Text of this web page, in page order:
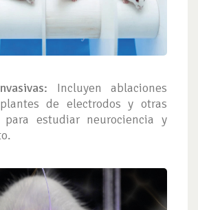
Incluyen ablaciones
de electrodos y otras
para estudiar neurociencia y